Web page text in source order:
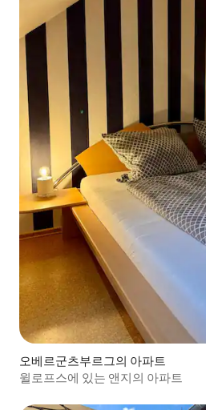
오베르군츠부르그의 아파트
윌로프스에 있는 앤지의 아파트